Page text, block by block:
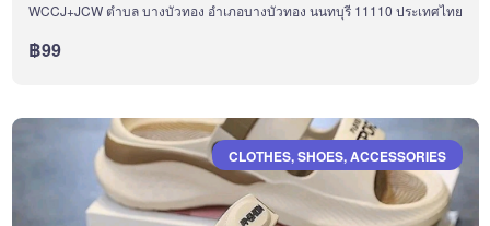
WCCJ+JCW ตำบล บางบัวทอง อำเภอบางบัวทอง นนทบุรี 11110 ประเทศไทย
฿99
CLOTHES, SHOES, ACCESSORIES